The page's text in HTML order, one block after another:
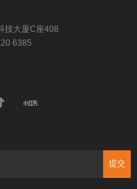
技大厦C座408
6385
提交